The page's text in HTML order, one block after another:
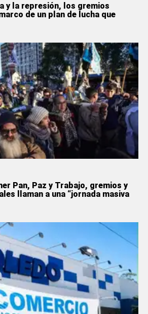
y la represión, los gremios
de un plan de lucha que
Pan, Paz y Trabajo, gremios y
llaman a una “jornada masiva